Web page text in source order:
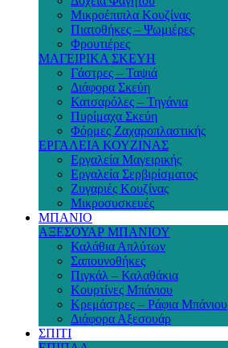
Μικροέπιπλα Κουζίνας
Πιατοθήκες – Ψωμιέρες
Φρουτιέρες
ΜΑΓΕΙΡΙΚΑ ΣΚΕΥΗ
Γάστρες – Ταψιά
Διάφορα Σκεύη
Κατσαρόλες – Τηγάνια
Πυρίμαχα Σκεύη
Φόρμες Ζαχαροπλαστικής
ΕΡΓΑΛΕΙΑ ΚΟΥΖΙΝΑΣ
Εργαλεία Μαγειρικής
Εργαλεία Σερβιρίσματος
Ζυγαριές Κουζίνας
Μικροσυσκευές
ΜΠΑΝΙΟ
ΑΞΕΣΟΥΑΡ ΜΠΑΝΙΟΥ
Καλάθια Απλύτων
Σαπουνοθήκες
Πιγκάλ – Καλαθάκια
Κουρτίνες Μπάνιου
Κρεμάστρες – Ράφια Μπάνιου
Διάφορα Αξεσουάρ
ΣΠΙΤΙ